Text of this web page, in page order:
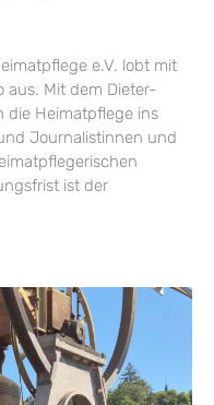
e.V. lobt mit
aus. Mit dem Dieter-
die Heimatpflege ins
Journalistinnen und
ist der